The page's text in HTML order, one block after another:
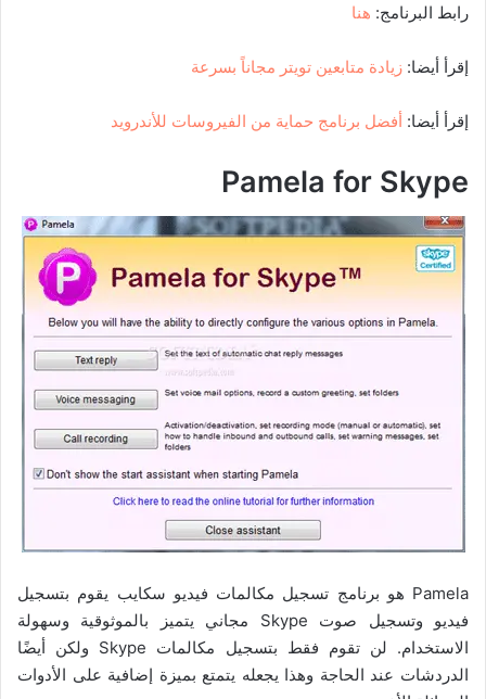
رابط البرنامج: هنا
إقرأ أيضا: زيادة متابعين تويتر مجاناً بسرعة
إقرأ أيضا: أفضل برنامج حماية من الفيروسات للأندرويد
Pamela for Skype
Pamela هو برنامج تسجيل مكالمات فيديو سكايب يقوم بتسجيل
فيديو وتسجيل صوت Skype مجاني يتميز بالموثوقية وسهولة
الاستخدام. لن تقوم فقط بتسجيل مكالمات Skype ولكن أيضًا
الدردشات عند الحاجة وهذا يجعله يتمتع بميزة إضافية على الأدوات